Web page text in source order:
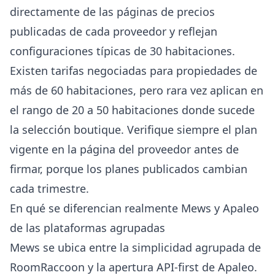
directamente de las páginas de precios
publicadas de cada proveedor y reflejan
configuraciones típicas de 30 habitaciones.
Existen tarifas negociadas para propiedades de
más de 60 habitaciones, pero rara vez aplican en
el rango de 20 a 50 habitaciones donde sucede
la selección boutique. Verifique siempre el plan
vigente en la página del proveedor antes de
firmar, porque los planes publicados cambian
cada trimestre.
En qué se diferencian realmente Mews y Apaleo
de las plataformas agrupadas
Mews se ubica entre la simplicidad agrupada de
RoomRaccoon y la apertura API-first de Apaleo.